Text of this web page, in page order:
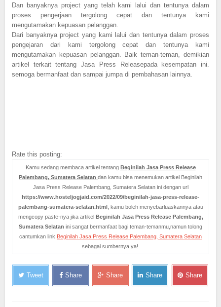
Dan banyaknya project yang telah kami lalui dan tentunya dalam
proses pengerjaan tergolong cepat dan tentunya kami
mengutamakan kepuasan pelanggan.
Dari banyaknya project yang kami lalui dan tentunya dalam proses
pengejaran dari kami tergolong cepat dan tentunya kami
mengutamakan kepuasan pelanggan. Baik teman-teman, demikian
artikel terkait tentang Jasa Press Releasepada kesempatan ini.
semoga bermanfaat dan sampai jumpa di pembahasan lainnya.
Rate this posting:
Kamu sedang membaca artikel tentang Beginilah Jasa Press Release
Palembang, Sumatera Selatan dan kamu bisa menemukan artikel Beginilah
Jasa Press Release Palembang, Sumatera Selatan ini dengan url
https://www.hosteljogjaid.com/2022/09/beginilah-jasa-press-release-
palembang-sumatera-selatan.html, kamu boleh menyebarluaskannya atau
mengcopy paste-nya jika artikel Beginilah Jasa Press Release Palembang,
Sumatera Selatan ini sangat bermanfaat bagi teman-temanmu,namun tolong
cantumkan link Beginilah Jasa Press Release Palembang, Sumatera Selatan
sebagai sumbernya ya!.
Tweet Share Share Share Share